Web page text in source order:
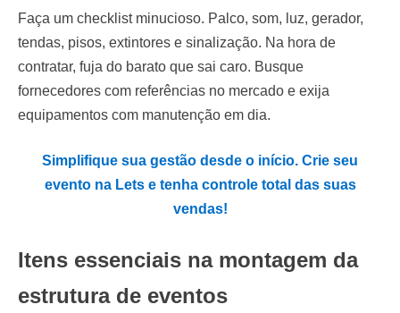
Faça um checklist minucioso. Palco, som, luz, gerador,
tendas, pisos, extintores e sinalização. Na hora de
contratar, fuja do barato que sai caro. Busque
fornecedores com referências no mercado e exija
equipamentos com manutenção em dia.
Simplifique sua gestão desde o início. Crie seu
evento na Lets e tenha controle total das suas
vendas!
Itens essenciais na montagem da
estrutura de eventos